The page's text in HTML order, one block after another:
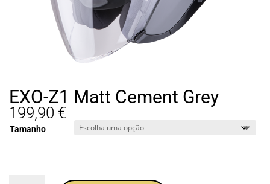
EXO-Z1 Matt Cement Grey
199,90 €
Tamanho